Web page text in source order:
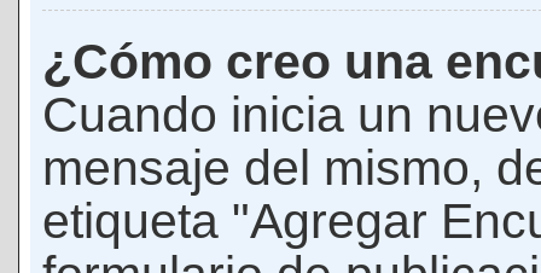
¿Cómo creo una
Cuando inicia un
mensaje del mismo,
etiqueta "Agregar